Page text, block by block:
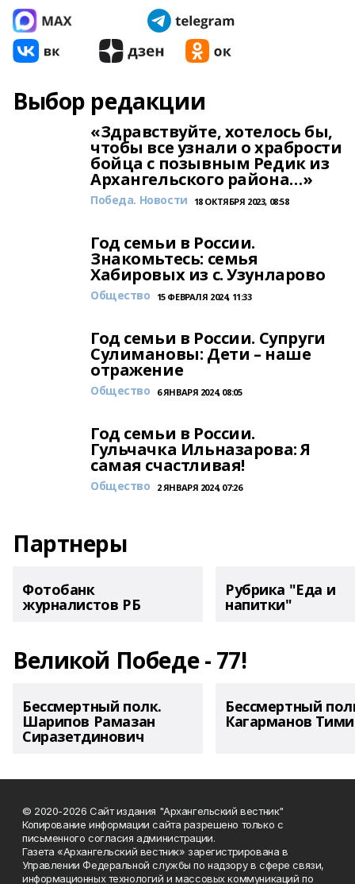
Выбор редакции
«Здравствуйте, хотелось бы,
чтобы все узнали о храбрости
бойца с позывным Редик из
Архангельского района…»
Победа. Новости 18 ОКТЯБРЯ 2023, 08:58
Год семьи в России.
Знакомьтесь: семья
Хабировых из с. Узунларово
Общество 15 ФЕВРАЛЯ 2024, 11:33
Год семьи в России. Супруги
Сулимановы: Дети – наше
отражение
Общество 6 ЯНВАРЯ 2024, 08:05
Год семьи в России.
Гульчачка Ильназарова: Я
самая счастливая!
Общество 2 ЯНВАРЯ 2024, 07:26
Партнеры
Фотобанк
журналистов РБ
Рубрика "Еда и
напитки"
Великой Победе - 77!
Бессмертный полк.
Шарипов Рамазан
Сиразетдинович
Бессмертный
Кагарманов
© 2020-2026 Сайт издания "Архангельский вестник"
Копирование информации сайта разрешено только с
письменного согласия администрации.
Газета «Архангельский вестник» зарегистрирована в
Управлении Федеральной службы по надзору в сфере связи,
информационных технологий и массовых коммуникаций по